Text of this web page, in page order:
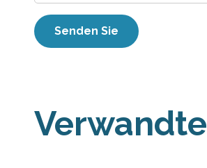
Verwandte